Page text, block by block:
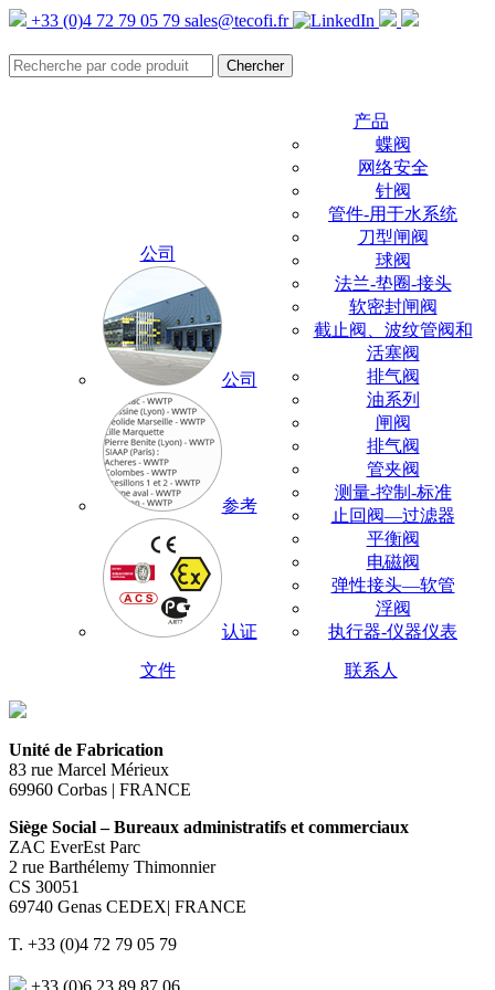
+33 (0)4 72 79 05 79 sales@tecofi.fr
公司
公司
参考
认证
产品
蝶阀
网络安全
针阀
管件-用于水系统
刀型闸阀
球阀
法兰-垫圈-接头
软密封闸阀
截止阀、波纹管阀和
活塞阀
排气阀
油系列
闸阀
排气阀
管夹阀
测量-控制-标准
止回阀—过滤器
平衡阀
电磁阀
弹性接头—软管
浮阀
执行器-仪器仪表
文件 联系人
Unité de Fabrication
83 rue Marcel Mérieux
69960 Corbas | FRANCE
Siège Social – Bureaux administratifs et commerciaux
ZAC EverEst Parc
2 rue Barthélemy Thimonnier
CS 30051
69740 Genas CEDEX| FRANCE
T. +33 (0)4 72 79 05 79
+33 (0)6 23 89 87 06